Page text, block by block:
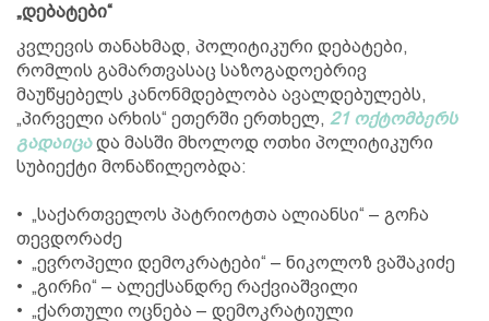
„დებატები“
კვლევის თანახმად, პოლიტიკური დებატები,
რომლის გამართვასაც საზოგადოებრივ
მაუწყებელს კანონმდებლობა ავალდებულებს,
„პირველი არხის“ ეთერში ერთხელ, 21 ოქტომბერს
გადაიცადა მასში მხოლოდ ოთხი პოლიტიკური
სუბიექტი მონაწილეობდა:
• „საქართველოს პატრიოტთა ალიანსი“ – გოჩა
თევდორაძე
• „ევროპელი დემოკრატები“ – ნიკოლოზ ვაშაკიძე
• „გირჩი“ – ალექსანდრე რაქვიაშვილი
• „ქართული ოცნება – დემოკრატიული